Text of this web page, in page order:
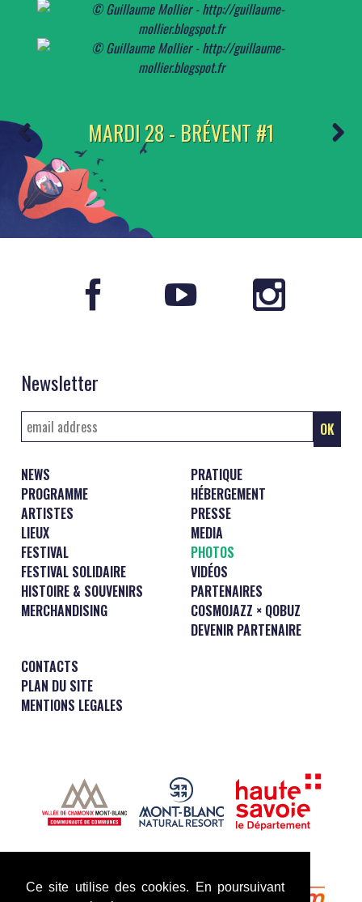
Ce site utilise des cookies. En poursuivant
MARDI 28 - BRÉVENT #1
Newsletter
NEWS
PROGRAMME
ARTISTES
LIEUX
FESTIVAL
FESTIVAL SOLIDAIRE
HISTOIRE & SOUVENIRS
MERCHANDISING
PRATIQUE
HÉBERGEMENT
PRESSE
MEDIA
PHOTOS
VIDÉOS
PARTENAIRES
COSMOJAZZ × QOBUZ
DEVENIR PARTENAIRE
CONTACTS
PLAN DU SITE
MENTIONS LEGALES